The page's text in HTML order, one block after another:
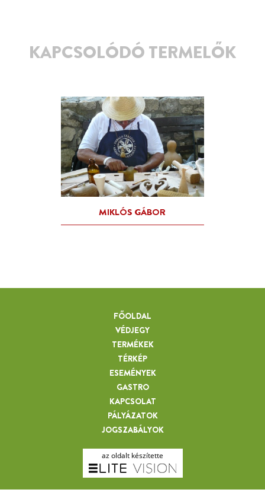
KAPCSOLÓDÓ TERMELŐK
FŐOLDAL
VÉDJEGY
TERMÉKEK
TÉRKÉP
ESEMÉNYEK
GASTRO
KAPCSOLAT
PÁLYÁZATOK
JOGSZABÁLYOK
az oldalt készítette